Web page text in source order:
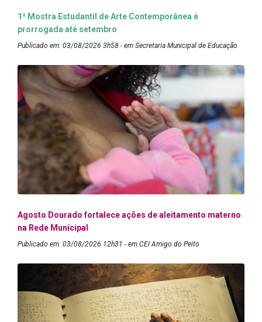
1ª Mostra Estudantil de Arte Contemporânea é
prorrogada até setembro
Publicado em: 03/08/2026 3h58 - em Secretaria Municipal de Educação
Agosto Dourado fortalece ações de aleitamento materno
na Rede Municipal
Publicado em: 03/08/2026 12h31 - em CEI Amigo do Peito